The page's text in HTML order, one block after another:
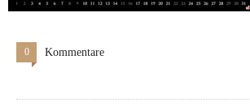
0 Kommentare